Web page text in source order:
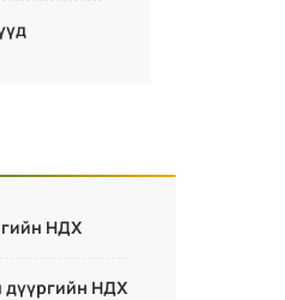
НДХ
дүүргийн НДХ